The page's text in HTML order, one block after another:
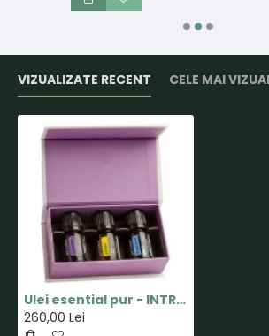
VIZUALIZATE RECENT CELE MAI
Ulei esential pur - INTRODUCTORY KIT - 5ml - doTERRA
260,00 Lei